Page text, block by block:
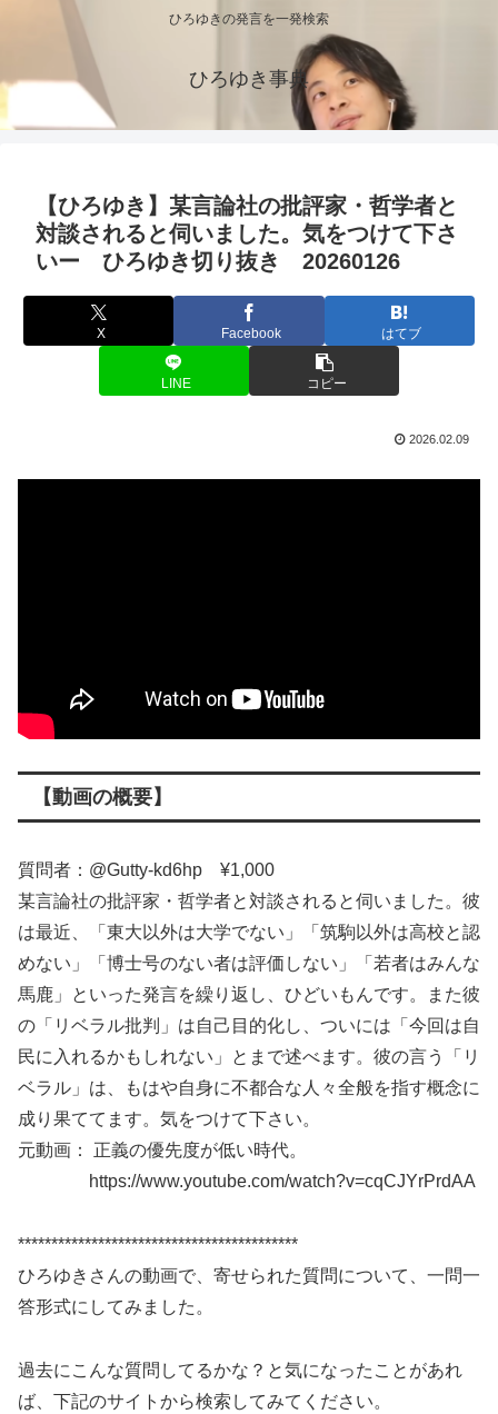
ひろゆきの発言を一発検索
ひろゆき事典
【ひろゆき】某言論社の批評家・哲学者と
対談されると伺いました。気をつけて下さ
いー ひろゆき切り抜き 20260126
X Facebook はてブ
LINE コピー
2026.02.09
【動画の概要】
質問者：@Gutty-kd6hp ¥1,000
某言論社の批評家・哲学者と対談されると伺いました。彼
は最近、「東大以外は大学でない」「筑駒以外は高校と認
めない」「博士号のない者は評価しない」「若者はみんな
馬鹿」といった発言を繰り返し、ひどいもんです。また彼
の「リベラル批判」は自己目的化し、ついには「今回は自
民に入れるかもしれない」とまで述べます。彼の言う「リ
ベラル」は、もはや自身に不都合な人々全般を指す概念に
成り果ててます。気をつけて下さい。
元動画： 正義の優先度が低い時代。
https://www.youtube.com/watch?v=cqCJYrPrdAA
******************************************
ひろゆきさんの動画で、寄せられた質問について、一問一
答形式にしてみました。
過去にこんな質問してるかな？と気になったことがあれ
ば、下記のサイトから検索してみてください。